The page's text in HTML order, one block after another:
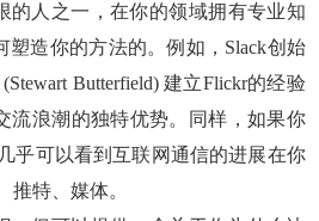
的人之一，在你的领域拥有专业知
塑造你的方法的。例如，Slack创始
Butterfield) 建立Flickr的经验
流浪潮的独特优势。同样，如果你
乎可以看到互联网通信的进展在你
推特、媒体。